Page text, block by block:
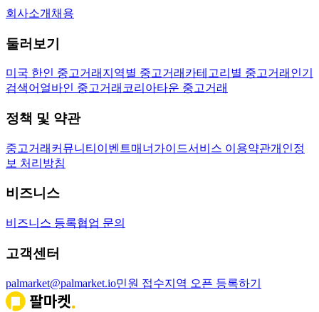
회사소개 채용
둘러보기
미국 한인 중고거래 지역별 중고거래 카테고리별 중고거래 인기
검색어 얼바인 중고거래 코리아타운 중고거래
정책 및 약관
중고거래 커뮤니티 이벤트매너가이드서비스 이용약관개인정
보 처리방침
비즈니스
비즈니스 등록협업 문의
고객센터
palmarket@palmarket.io민원 접수지역 오픈 등록하기